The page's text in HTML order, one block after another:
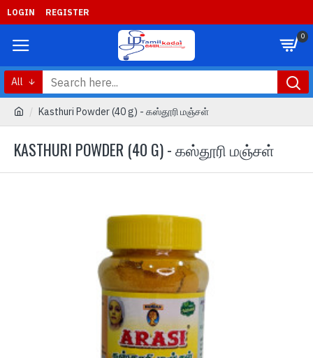
LOGIN REGISTER
0
All
Kasthuri Powder (40 g) - கஸ்தூரி மஞ்சள்
KASTHURI POWDER (40 G) - கஸ்தூரி மஞ்சள்